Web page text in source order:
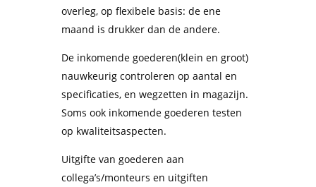
overleg, op flexibele basis: de ene
maand is drukker dan de andere.
De inkomende goederen(klein en groot)
nauwkeurig controleren op aantal en
specificaties, en wegzetten in magazijn.
Soms ook inkomende goederen testen
op kwaliteitsaspecten.
Uitgifte van goederen aan
collega’s/monteurs en uitgiften